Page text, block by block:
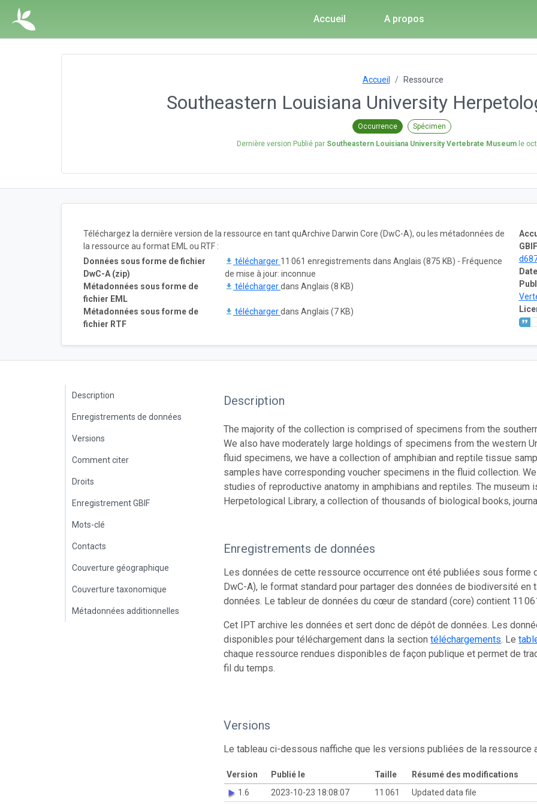
Accueil A propos
Accueil Ressource
Southeastern Louisiana University
Occurrence Spécimen
Dernière version Publié par Southeastern Louisiana University Vertebrate Museumle
Téléchargez la dernière version de la ressource en tant quArchive Darwin Core (DwC-A), ou les métadonnées de
la ressource au format EML ou RTF :
Données sous forme de fichier
DwC-A (zip)
télécharger 11 061 enregistrements dans Anglais (875 KB) - Fréquence
de mise à jour: inconnue
Métadonnées sous forme de
fichier EML
téléchargerdans Anglais (8 KB)
Métadonnées sous forme de
fichier RTF
téléchargerdans Anglais (7 KB)
Description
Enregistrements de données
Versions
Comment citer
Droits
Enregistrement GBIF
Mots-clé
Contacts
Couverture géographique
Couverture taxonomique
Métadonnées additionnelles
Description
The majority of the collection is comprised of specimens from the
We also have moderately large holdings of specimens from the western
fluid specimens, we have a collection of amphibian and reptile tissue
samples have corresponding voucher specimens in the fluid collection.
studies of reproductive anatomy in amphibians and reptiles. The museum
Herpetological Library, a collection of thousands of biological books,
Enregistrements de données
Les données de cette ressource occurrence ont été publiées sous forme
DwC-A), le format standard pour partager des données de biodiversité
données. Le tableur de données du cœur de standard (core) contient 11
Cet IPT archive les données et sert donc de dépôt de données. Les
disponibles pour téléchargement dans la sectiontéléchargements. Le
chaque ressource rendues disponibles de façon publique et permet de
fil du temps.
Versions
Le tableau ci-dessous naffiche que les versions publiées de la ressource
Version Publié le Taille
Résumé des modifications
1.6
2023-10-23 18:08:07 11 061 Updated data file